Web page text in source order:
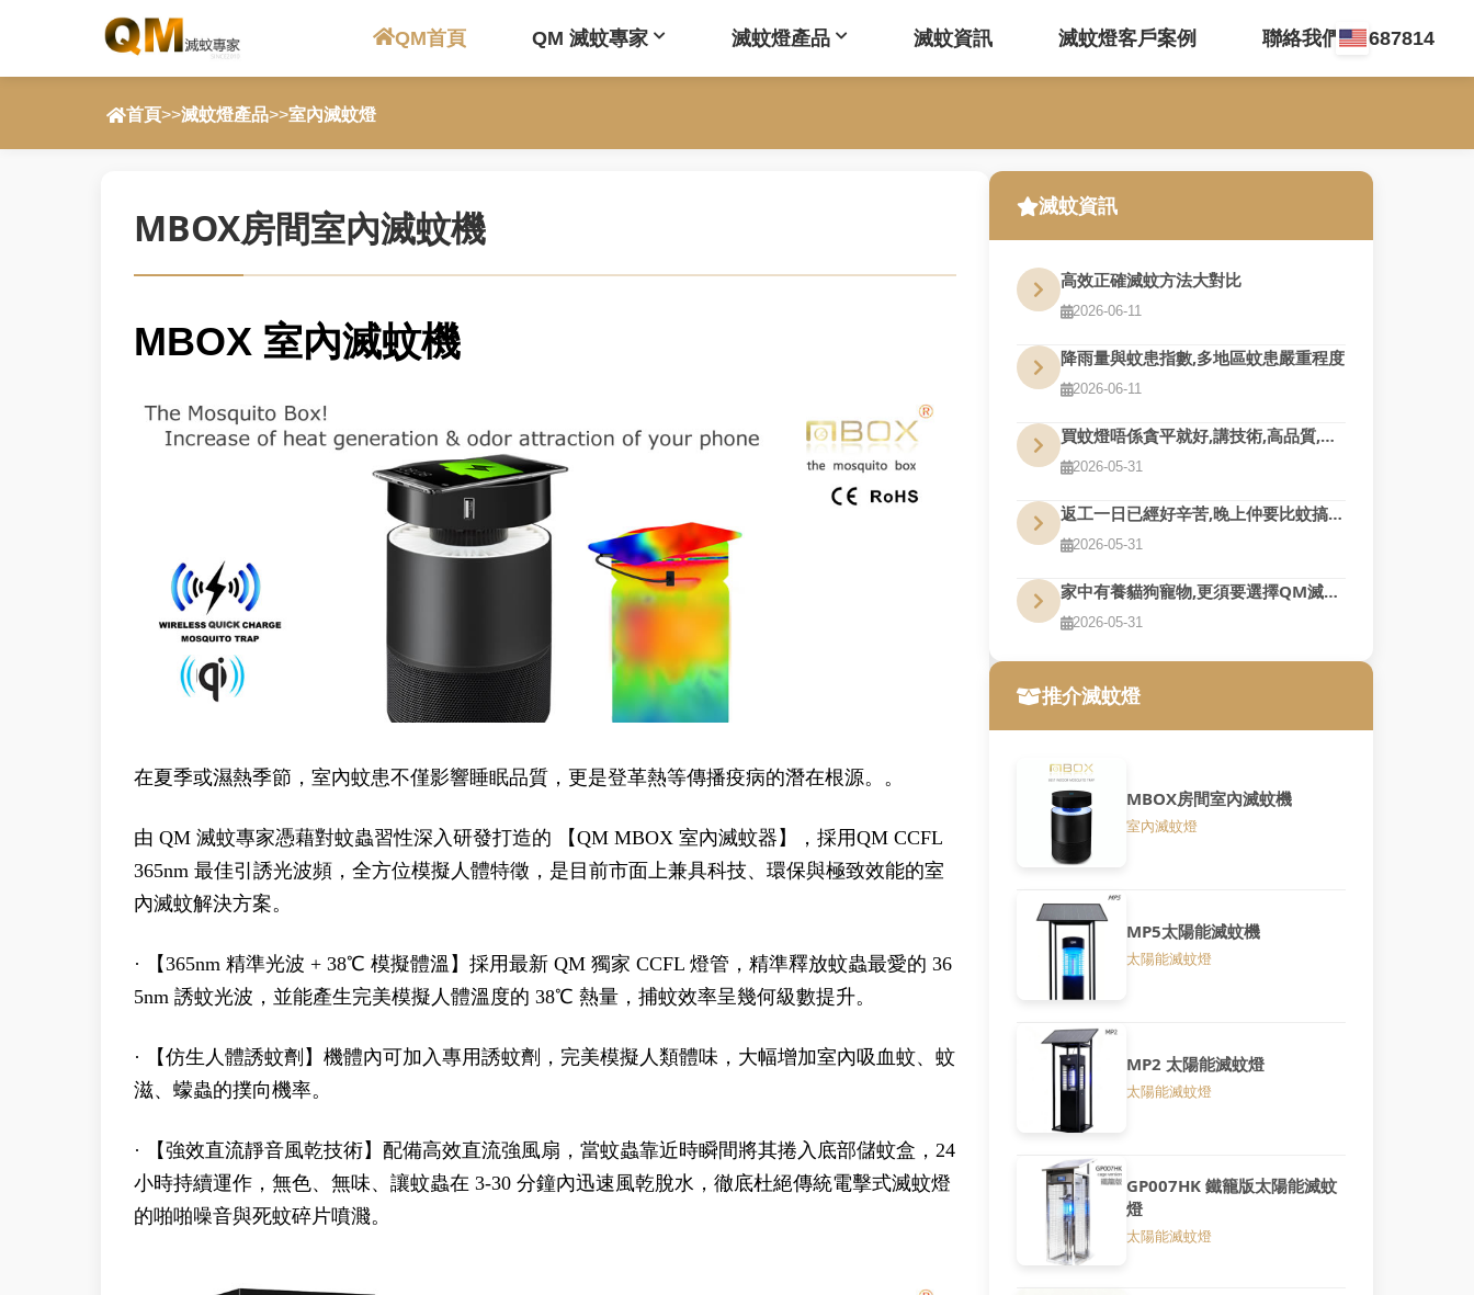
QM首頁 QM 滅蚊專家 滅蚊燈產品 滅蚊資訊 滅蚊燈客戶案例 聯絡我們 35687814
首頁>>滅蚊燈產品>>室內滅蚊燈
MBOX房間室內滅蚊機
MBOX 室內滅蚊機
在夏季或濕熱季節，室內蚊患不僅影響睡眠品質，更是登革熱等傳播疫病的潛在根源。。
由 QM 滅蚊專家憑藉對蚊蟲習性深入研發打造的 【QM MBOX 室內滅蚊器】，採用QM CCFL
365nm 最佳引誘光波頻，全方位模擬人體特徵，是目前市面上兼具科技、環保與極致效能的室
內滅蚊解決方案。
· 【365nm 精準光波 + 38℃ 模擬體溫】採用最新 QM 獨家 CCFL 燈管，精準釋放蚊蟲最愛的 36
5nm 誘蚊光波，並能產生完美模擬人體溫度的 38℃ 熱量，捕蚊效率呈幾何級數提升。
· 【仿生人體誘蚊劑】機體內可加入專用誘蚊劑，完美模擬人類體味，大幅增加室內吸血蚊、蚊
滋、蠓蟲的撲向機率。
· 【強效直流靜音風乾技術】配備高效直流強風扇，當蚊蟲靠近時瞬間將其捲入底部儲蚊盒，24
小時持續運作，無色、無味、讓蚊蟲在 3-30 分鐘內迅速風乾脫水，徹底杜絕傳統電擊式滅蚊燈
的啪啪噪音與死蚊碎片噴濺。
滅蚊資訊
高效正確滅蚊方法大對比
2026-06-11
降雨量與蚊患指數,多地區蚊患嚴重程度
2026-06-11
買蚊燈唔係貪平就好,講技術,高品質,夠耐用才是真的好用
2026-05-31
返工一日已經好辛苦,晚上仲要比蚊搞到訓唔好,QM幫到您
2026-05-31
家中有養貓狗寵物,更須要選擇QM滅蚊燈
2026-05-31
推介滅蚊燈
MBOX房間室內滅蚊機
室內滅蚊燈
MP5太陽能滅蚊機
太陽能滅蚊燈
MP2 太陽能滅蚊燈
太陽能滅蚊燈
GP007HK 鐵籠版太陽能滅蚊
燈
太陽能滅蚊燈